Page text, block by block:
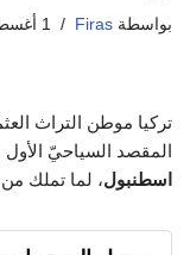
بواسطة Firas 1 أغسطس، 2022
تركيا موطن التراث
المقصد السياحيّ
اسطنبول، لما تملك